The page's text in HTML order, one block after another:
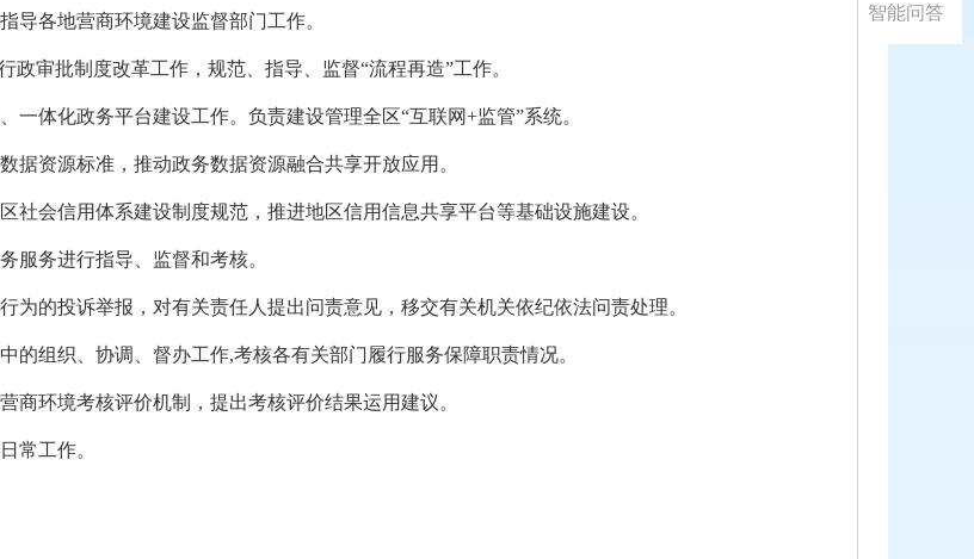
导各地营商环境建设监督部门工作。
审批制度改革工作，规范、指导、监督“流程再造”工作。
体化政务平台建设工作。负责建设管理全区“互联网+监管”系统。
据资源标准，推动政务数据资源融合共享开放应用。
社会信用体系建设制度规范，推进地区信用信息共享平台等基础设施建设。
服务进行指导、监督和考核。
为的投诉举报，对有关责任人提出问责意见，移交有关机关依纪依法问责处理。
的组织、协调、督办工作,考核各有关部门履行服务保障职责情况。
商环境考核评价机制，提出考核评价结果运用建议。
常工作。
智能问答